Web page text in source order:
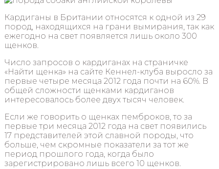
Кардиганы в Британии относятся к одной из 29
пород, находящихся на грани вымирания, так как
ежегодно на свет появляется лишь около 300
щенков.
Число запросов о кардиганах на страничке
«Найти щенка» на сайте Кеннел-клуба выросло за
первые четыре месяца 2012 года почти на 60%. В
общей сложности щенками кардиганов
интересовалось более двух тысяч человек.
Если же говорить о щенках пемброков, то за
первые три месяца 2012 года на свет появились
17 представителей этой славной породы, что
больше, чем скромные показатели за тот же
период прошлого года, когда было
зарегистрировано лишь всего 10 щенков.